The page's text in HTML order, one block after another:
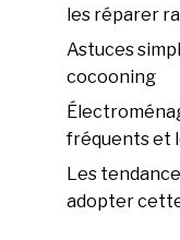
les réparer
Astuces
cocooning
fréquents et
Les
adopter